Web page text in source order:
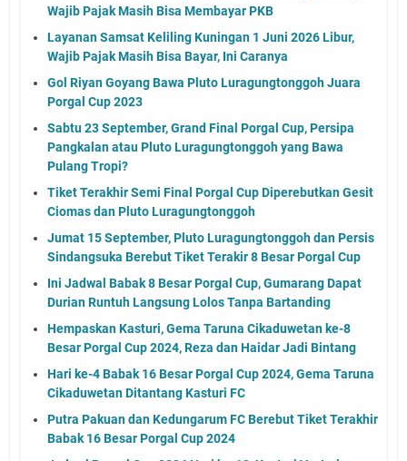
Wajib Pajak Masih Bisa Membayar PKB
Layanan Samsat Keliling Kuningan 1 Juni 2026 Libur,
Wajib Pajak Masih Bisa Bayar, Ini Caranya
Gol Riyan Goyang Bawa Pluto Luragungtonggoh Juara
Porgal Cup 2023
Sabtu 23 September, Grand Final Porgal Cup, Persipa
Pangkalan atau Pluto Luragungtonggoh yang Bawa
Pulang Tropi?
Tiket Terakhir Semi Final Porgal Cup Diperebutkan Gesit
Ciomas dan Pluto Luragungtonggoh
Jumat 15 September, Pluto Luragungtonggoh dan Persis
Sindangsuka Berebut Tiket Terakir 8 Besar Porgal Cup
Ini Jadwal Babak 8 Besar Porgal Cup, Gumarang Dapat
Durian Runtuh Langsung Lolos Tanpa Bartanding
Hempaskan Kasturi, Gema Taruna Cikaduwetan ke-8
Besar Porgal Cup 2024, Reza dan Haidar Jadi Bintang
Hari ke-4 Babak 16 Besar Porgal Cup 2024, Gema Taruna
Cikaduwetan Ditantang Kasturi FC
Putra Pakuan dan Kedungarum FC Berebut Tiket Terakhir
Babak 16 Besar Porgal Cup 2024